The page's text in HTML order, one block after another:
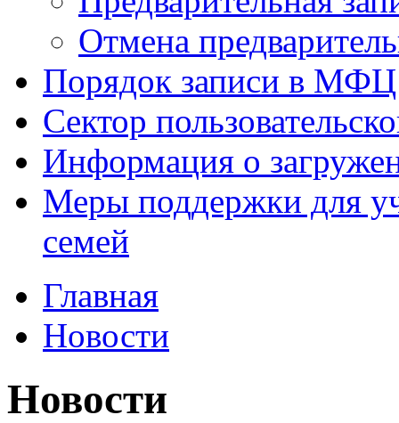
Отмена
Порядок записи в МФЦ
Сектор
Информация о
Меры поддержки для
семей
Главная
Новости
Новости